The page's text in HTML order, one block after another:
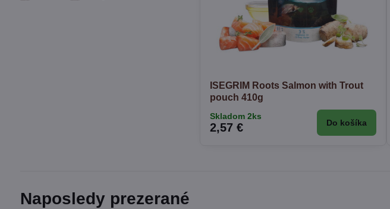
ISEGRIM Roots Salmon with Trout
pouch 410g
Skladom 2ks
2,57 € Do košíka
Naposledy prezerané